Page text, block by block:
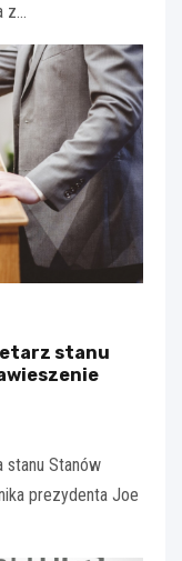
z…
stanu
stanu Stanów
prezydenta Joe